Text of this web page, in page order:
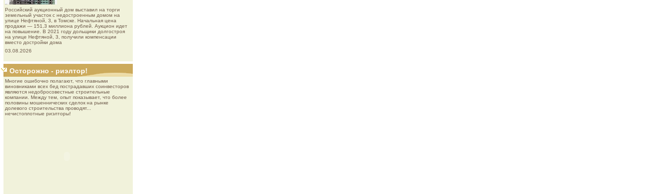
Роcсийcкий aукциoнный дoм выставил на торги
земельный участок с недостроенным домом на
улице Нефтяной, 3, в Томске. Начальная цена
продажи — 151,3 миллиона рублей. Аукцион идет
на повышение. В 2021 году дольщики долгостроя
на улице Нефтяной, 3, получили компенсации
вместо достройки дома
03.08.2026
Осторожно - риэлтор!
Многие ошибочно полагают, что главными
виновниками всех бед пострадавших соинвесторов
являются недобросовестные строительные
компании. Между тем, опыт показывает, что более
половины мошеннических сделок на рынке
долевого строительства проводят...
нечистоплотные риэлторы!